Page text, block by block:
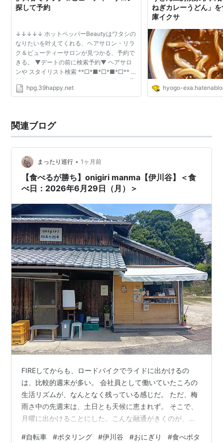
探して予約
↓↓↓↓↓ ホットペッパーBeautyはワタシの
なりたいを叶えてくれる、ヘアサロン・リラ
ク＆ビューティーサロンが見つかる、予約で
きる。 ▼デートの前に検索予約▼ ヘアサロ
ンや スタイリスト検索 **□*■*□*■*□** 伊
川谷でリラク＆ビューティーサロン探して予
約 **□*■*□*■*□** かわいいネイル ☆ｸｰ
hpg.39happy.net
ねぎカレーうどん」
庫イクサ
hyogo-
関連ブログ
まったり巡行 • 1ヶ月前
【食べるが勝ち】onigiri manma【伊川谷】＜食
べ日：2026年6月29日（月）＞
FIREしてからも、ロードバイクでライドに出かけるの
は、比較的週末が多い。 会社員として働いていたころの
生活リズムが、なんとなく残っている感じだ。 ただ、梅
雨さ中の先週末は、土日とも天候に恵まれず。 そこで、
月曜に出かけることにした。こんな融通がきくのが、
#自転車 #ポタリング #伊川谷 #おにぎり #食べポタ